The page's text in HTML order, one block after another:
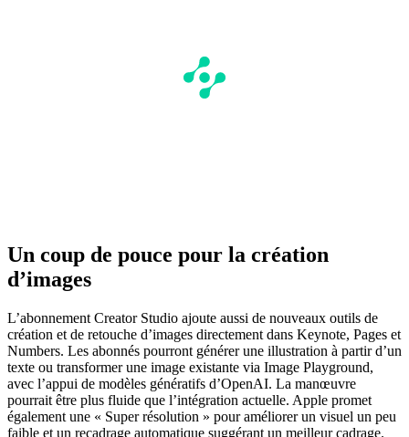
Un coup de pouce pour la création
d’images
L’abonnement Creator Studio ajoute aussi de nouveaux outils de
création et de retouche d’images directement dans Keynote, Pages et
Numbers. Les abonnés pourront générer une illustration à partir d’un
texte ou transformer une image existante via Image Playground,
avec l’appui de modèles génératifs d’OpenAI. La manœuvre
pourrait être plus fluide que l’intégration actuelle. Apple promet
également une « Super résolution » pour améliorer un visuel un peu
faible et un recadrage automatique suggérant un meilleur cadrage.